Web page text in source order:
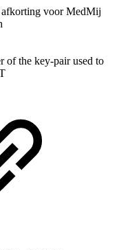
afkorting voor MedMij
of the key-pair used to